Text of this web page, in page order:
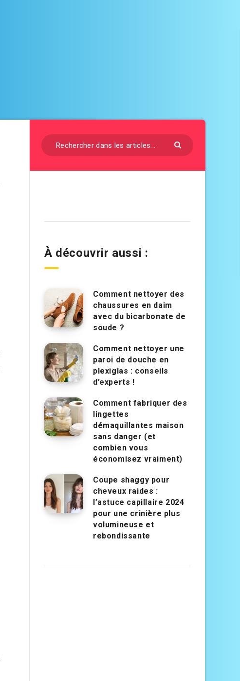
À découvrir aussi :
Comment nettoyer des
chaussures en daim
avec du bicarbonate de
soude ?
Comment nettoyer une
paroi de douche en
plexiglas : conseils
d’experts !
Comment fabriquer des
lingettes
démaquillantes maison
sans danger (et
combien vous
économisez vraiment)
Coupe shaggy pour
cheveux raides :
l’astuce capillaire 2024
pour une crinière plus
volumineuse et
rebondissante